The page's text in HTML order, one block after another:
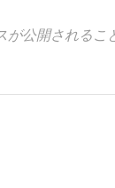
が公開されるこ